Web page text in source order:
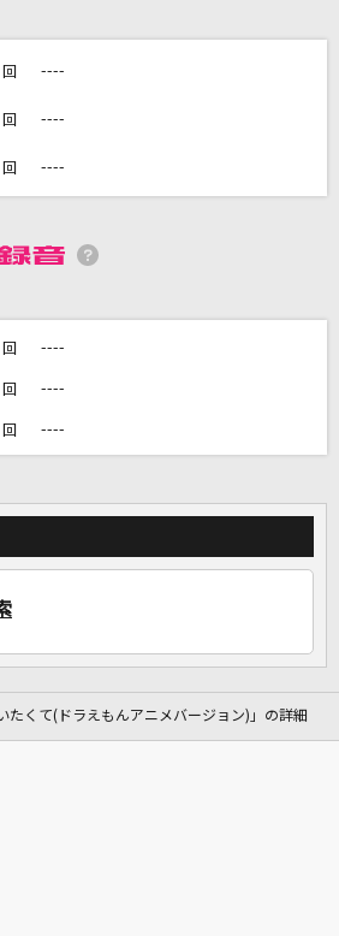
会員登録・ログインして
オケをもっと楽しもう！
でカラオケ歌い放題！
友達と一緒に！練習にも！
回 ----
回 ----
回 ----
回 ----
回 ----
回 ----
たくて(ドラえもんアニメバージョン)」の詳細